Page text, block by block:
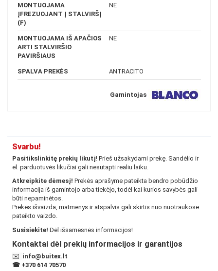
MONTUOJAMA
ĮFREZUOJANT Į STALVIRŠĮ
(F)
NE
MONTUOJAMA IŠ APAČIOS
ARTI STALVIRŠIO
PAVIRŠIAUS
NE
SPALVA PREKĖS ANTRACITO
Gamintojas
Svarbu!
Pasitikslinkitę prekių likutį! Prieš užsakydami prekę. Sandėlio ir
el. parduotuvės likučiai gali nesutapti realiu laiku.
Atkreipkite dėmesį! Prekės aprašyme pateikta bendro pobūdžio
informacija iš gamintojo arba tiekėjo, todėl kai kurios savybės gali
būti nepaminėtos.
Prekės išvaizda, matmenys ir atspalvis gali skirtis nuo nuotraukose
pateikto vaizdo.
Susisiekite! Dėl išsamesnės informacijos!
Kontaktai dėl prekių informacijos ir garantijos
✉️ info@buitex.lt
☎ +370 614 70570